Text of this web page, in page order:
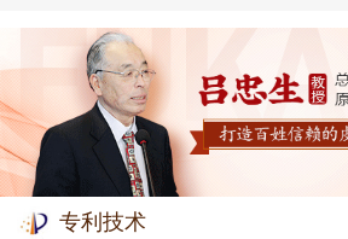
专利技术